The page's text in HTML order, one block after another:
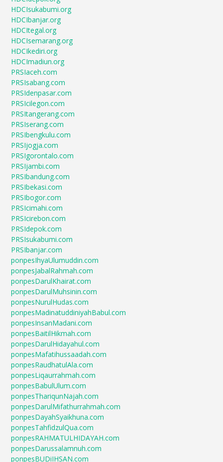
HDCIsukabumi.org
HDCIbanjar.org
HDCItegal.org
HDCIsemarang.org
HDCIkediri.org
HDCImadiun.org
PRSIaceh.com
PRSIsabang.com
PRSIdenpasar.com
PRSIcilegon.com
PRSItangerang.com
PRSIserang.com
PRSIbengkulu.com
PRSIjogja.com
PRSIgorontalo.com
PRSIjambi.com
PRSIbandung.com
PRSIbekasi.com
PRSIbogor.com
PRSIcimahi.com
PRSIcirebon.com
PRSIdepok.com
PRSIsukabumi.com
PRSIbanjar.com
ponpesIhyaUlumuddin.com
ponpesJabalRahmah.com
ponpesDarulKhairat.com
ponpesDarulMuhsinin.com
ponpesNurulHudas.com
ponpesMadinatuddiniyahBabul.com
ponpesInsanMadani.com
ponpesBaitilHikmah.com
ponpesDarulHidayahul.com
ponpesMafatihussaadah.com
ponpesRaudhatulAla.com
ponpesLiqaurrahmah.com
ponpesBabulUlum.com
ponpesThariqunNajah.com
ponpesDarulMifathurrahmah.com
ponpesDayahSyaikhuna.com
ponpesTahfidzulQua.com
ponpesRAHMATULHIDAYAH.com
ponpesDarussalamnuh.com
ponpesBUDiIHSAN.com